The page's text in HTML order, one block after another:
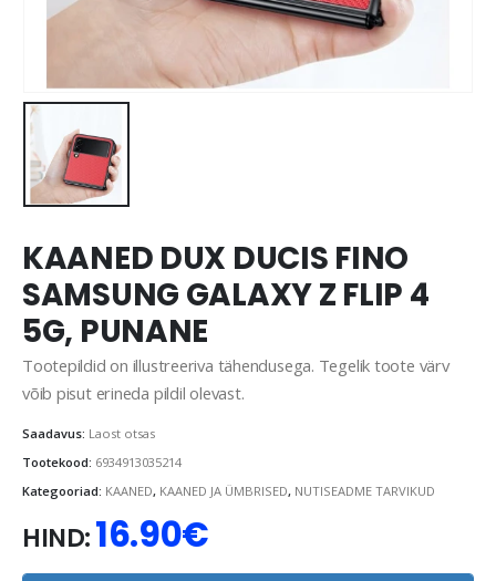
KAANED DUX DUCIS FINO
SAMSUNG GALAXY Z FLIP 4
5G, PUNANE
Tootepildid on illustreeriva tähendusega. Tegelik toote värv
võib pisut erineda pildil olevast.
Saadavus: Laost otsas
Tootekood: 6934913035214
Kategooriad: KAANED, KAANED JA ÜMBRISED, NUTISEADME TARVIKUD
HIND:16.90€